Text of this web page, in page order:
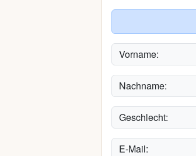
Vorname:
Nachname:
Geschlecht:
E-Mail: